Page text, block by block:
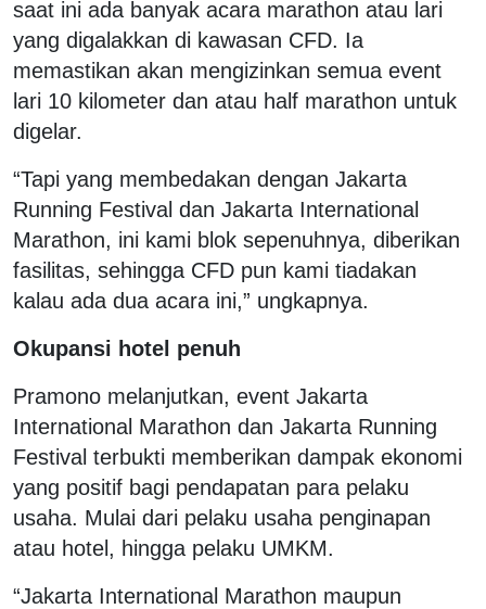
saat ini ada banyak acara marathon atau lari
yang digalakkan di kawasan CFD. Ia
memastikan akan mengizinkan semua event
lari 10 kilometer dan atau half marathon untuk
digelar.
“Tapi yang membedakan dengan Jakarta
Running Festival dan Jakarta International
Marathon, ini kami blok sepenuhnya, diberikan
fasilitas, sehingga CFD pun kami tiadakan
kalau ada dua acara ini,” ungkapnya.
Okupansi hotel penuh
Pramono melanjutkan, event Jakarta
International Marathon dan Jakarta Running
Festival terbukti memberikan dampak ekonomi
yang positif bagi pendapatan para pelaku
usaha. Mulai dari pelaku usaha penginapan
atau hotel, hingga pelaku UMKM.
“Jakarta International Marathon maupun